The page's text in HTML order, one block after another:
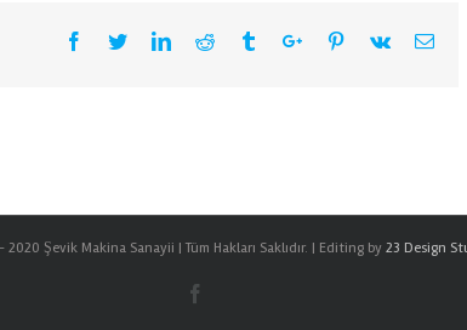
Facebook
TwitterLinkedinReddit TumblrGoogle+Pinterest
Vk Email
Şevik Makina Sanayii | Tüm Hakları Saklıdır. | Editing by 23 Design